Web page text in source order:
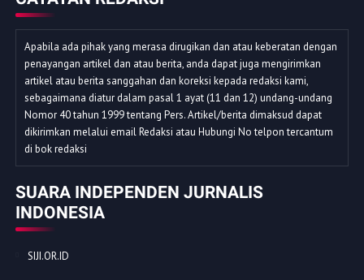
Apabila ada pihak yang merasa dirugikan dan atau keberatan dengan
penayangan artikel dan atau berita, anda dapat juga mengirimkan
artikel atau berita sanggahan dan koreksi kepada redaksi kami,
sebagaimana diatur dalam pasal 1 ayat (11 dan 12) undang-undang
Nomor 40 tahun 1999 tentang Pers. Artikel/berita dimaksud dapat
dikirimkan melalui email Redaksi atau Hubungi No telpon tercantum
di bok redaksi
SUARA INDEPENDEN JURNALIS
INDONESIA
SIJI.OR.ID